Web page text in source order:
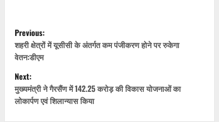
P
o
s
t
n
Previous:
शहरी क्षेत्रों में यूसीसी के अंतर्गत कम पंजीकरण होने पर रुकेगा
वेतन:डीएम
Next:
मुख्यमंत्री ने गैरसैंण में 142.25 करोड़ की विकास योजनाओं का
लोकार्पण एवं शिलान्यास किया